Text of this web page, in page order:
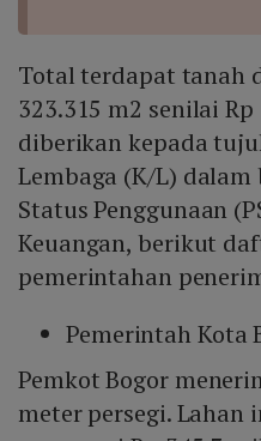
Total terdapat tanah
323.315 m2 senilai
diberikan kepada
Lembaga (K/L) dalam
Status Penggunaan
Keuangan, berikut
pemerintahan
Pemerintah Kota
Pemkot Bogor
meter persegi.